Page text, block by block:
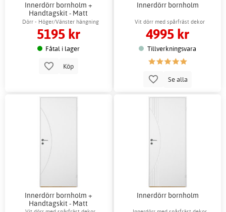
Innerdörr bornholm +
Handtagskit - Matt
Dörr - Höger/Vänster hängning
5195 kr
Fåtal i lager
Köp
Innerdörr bornholm
Vit dörr med spårfräst dekor
4995 kr
Tillverkningsvara
Se alla
Innerdörr bornholm +
Handtagskit - Matt
Innerdörr bornholm